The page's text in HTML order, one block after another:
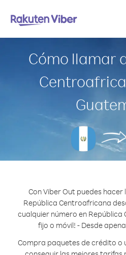
Cómo llamar
Con Viber Out puedes
República Centroafricana
cualquier número en
fijo o móvil! - Desde
Compra paquetes de crédito o